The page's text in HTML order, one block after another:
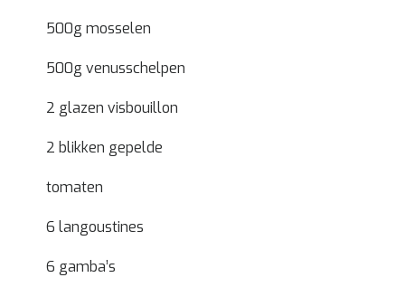
500g mosselen
500g venusschelpen
2 glazen visbouillon
2 blikken gepelde
tomaten
6 langoustines
6 gamba’s